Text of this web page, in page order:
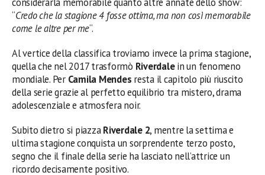
“Credo che la stagione 4 fosse ottima, ma non così memorabile
come le altre per me“.
Al vertice della classifica troviamo invece la prima stagione,
quella che nel 2017 trasformò Riverdalein un fenomeno
mondiale. PerCamila Mendes resta il capitolo più riuscito
della serie grazie al perfetto equilibrio tra mistero, drama
adolescenziale e atmosfera noir.
Subito dietro si piazzaRiverdale 2, mentre la settima e
ultima stagione conquista un sorprendente terzo posto,
segno che il finale della serie ha lasciato nell’attrice un
ricordo decisamente positivo.